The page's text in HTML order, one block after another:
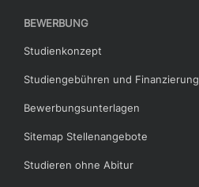
BEWERBUNG
Studienkonzept
Studiengebühren und Finanzierung
Bewerbungsunterlagen
Sitemap Stellenangebote
Studieren ohne Abitur